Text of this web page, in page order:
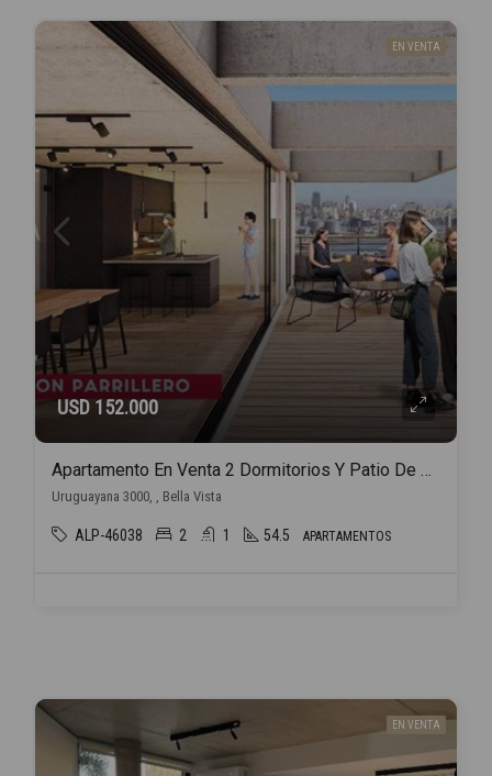
EN VENTA
USD 152.000
Apartamento En Venta 2 Dormitorios Y Patio De 53 M2. .
Uruguayana 3000, , Bella Vista
ALP-46038 2 1 54.5 APARTAMENTOS
EN VENTA